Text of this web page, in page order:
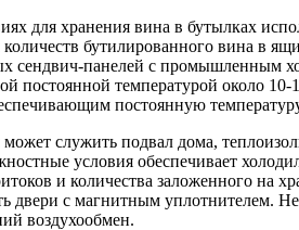
для хранения вина в бутылках
бутилированного вина в
сендвич-панелей с промышленным
постоянной температурой около
постоянную
служить подвал дома,
условия обеспечивает
и количества заложенного на
двери с магнитным уплотнителем.
воздухообмен.